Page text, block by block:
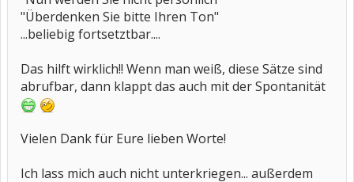
"Überdenken Sie bitte Ihren Ton"
...beliebig fortsetztbar....
Das hilft wirklich!! Wenn man weiß, diese Sätze sind
abrufbar, dann klappt das auch mit der Spontanität
Vielen Dank für Eure lieben Worte!
Ich lass mich auch nicht unterkriegen... außerdem